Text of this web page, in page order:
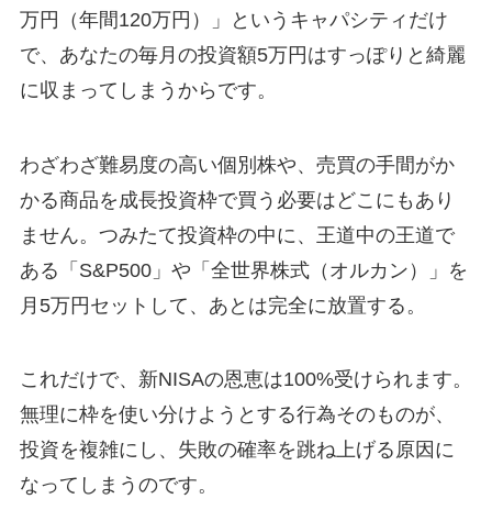
万円（年間120万円）」というキャパシティだけ
で、あなたの毎月の投資額5万円はすっぽりと綺麗
に収まってしまうからです。
わざわざ難易度の高い個別株や、売買の手間がか
かる商品を成長投資枠で買う必要はどこにもあり
ません。つみたて投資枠の中に、王道中の王道で
ある「S&P500」や「全世界株式（オルカン）」を
月5万円セットして、あとは完全に放置する。
これだけで、新NISAの恩恵は100%受けられます。
無理に枠を使い分けようとする行為そのものが、
投資を複雑にし、失敗の確率を跳ね上げる原因に
なってしまうのです。